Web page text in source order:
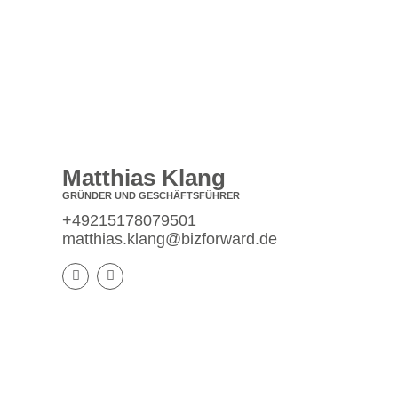
Matthias Klang
GRÜNDER UND GESCHÄFTSFÜHRER
+49215178079501
matthias.klang@bizforward.de